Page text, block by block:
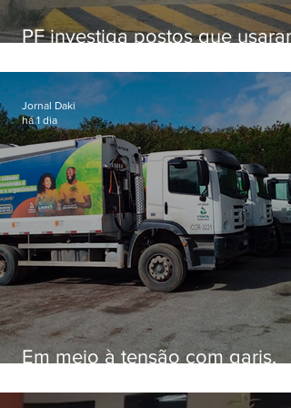
PF investiga postos que usaram
secretário morto em 2020
Em meio à tensão com garis,
26,9% com prefeitura e
Jornal Daki
há 1 dia